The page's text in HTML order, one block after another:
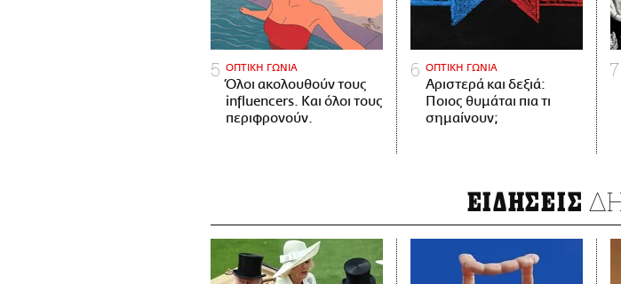
ΟΠΤΙΚΗ ΓΩΝΙΑ
Όλοι ακολουθούν τους
influencers. Και όλοι τους
περιφρονούν.
ΟΠΤΙΚΗ ΓΩΝΙΑ
Αριστερά και δεξιά:
Ποιος θυμάται πια τι
σημαίνουν;
ΕΙΔΗΣΕΙΣ